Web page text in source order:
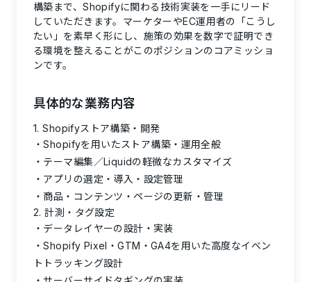
構築まで、Shopifyに関わる技術実装を一手にリード
していただきます。マーケターやEC運用者の「こうし
たい」を素早く形にし、施策の効果を数字で証明でき
る環境を整えることがこのポジションのコアミッショ
ンです。
具体的な業務内容
1. Shopifyストア構築・開発
Shopifyを用いたストア構築・運用全般
テーマ編集／Liquidの軽微なカスタマイズ
アプリの選定・導入・設定管理
商品・コンテンツ・ページの更新・管理
2. 計測・タグ設定
データレイヤーの設計・実装
Shopify Pixel・GTM・GA4を用いた高度なイベン
トトラッキング設計